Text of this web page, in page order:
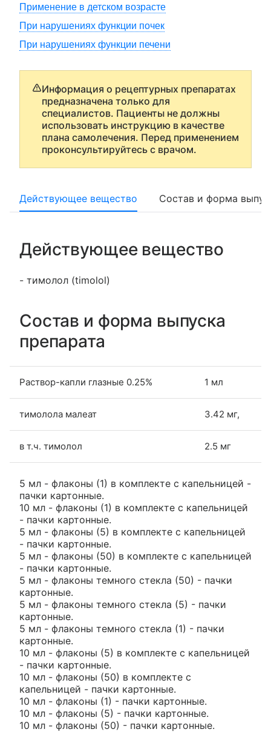
Применение в детском возрасте
При нарушениях функции почек
При нарушениях функции печени
Информация о рецептурных препаратах
предназначена только для
специалистов. Пациенты не должны
использовать инструкцию в качестве
плана самолечения. Перед применением
проконсультируйтесь с врачом.
Действующее вещество Состав и форма
Действующее вещество
- тимолол (timolol)
Состав и форма выпуска
препарата
Раствор-капли глазные 0.25% 1 мл
тимолола малеат 3.42 мг,
в т.ч. тимолол 2.5 мг
5 мл - флаконы (1) в комплекте с капельницей -
пачки картонные.
10 мл - флаконы (1) в комплекте с капельницей
- пачки картонные.
5 мл - флаконы (5) в комплекте с капельницей
- пачки картонные.
5 мл - флаконы (50) в комплекте с капельницей
- пачки картонные.
5 мл - флаконы темного стекла (50) - пачки
картонные.
5 мл - флаконы темного стекла (5) - пачки
картонные.
5 мл - флаконы темного стекла (1) - пачки
картонные.
10 мл - флаконы (5) в комплекте с капельницей
- пачки картонные.
10 мл - флаконы (50) в комплекте с
капельницей - пачки картонные.
10 мл - флаконы (1) - пачки картонные.
10 мл - флаконы (5) - пачки картонные.
10 мл - флаконы (50) - пачки картонные.